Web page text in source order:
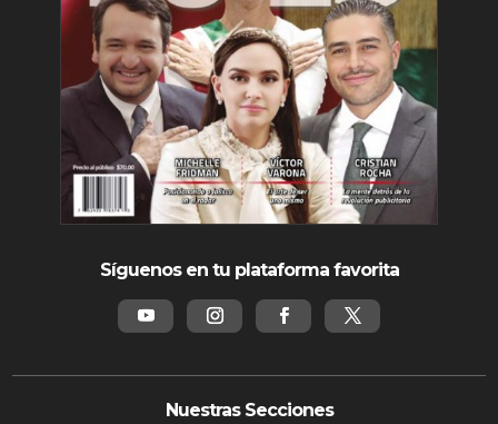
Síguenos en tu plataforma favorita
Nuestras Secciones